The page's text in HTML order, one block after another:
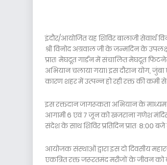
इंदौर/आयोजित यह शिविर बालाजी सेवार्थ
श्री विनोद अग्रवाल जी के जन्मदिन के
प्रातः मेघदूत गार्डन में संचालित मेघदूत
अभियान चलाया गया। इस दौरान योग,
कारण शहर में उत्पन्न हो रही रक्त की कमी
इस रक्तदान जागरूकता अभियान के माध्यम
आगामी 6 एवं 7 जून को खजराना गणेश मंदिर
संदेश के साथ शिविर प्रतिदिन प्रातः 8:00
आयोजक संस्थाओं द्वारा इस दो दिवसीय
एकत्रित रक्त जरूरतमंद मरीजों के जीवन को